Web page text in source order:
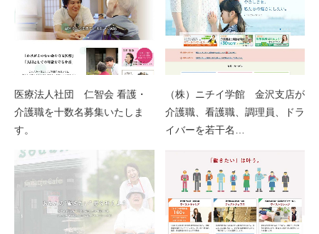
医療法人社団 仁智会 看護・
介護職を十数名募集いたしま
す。
（株）ニチイ学館 金沢支店が
介護職、看護職、調理員、ドラ
イバーを若干名…